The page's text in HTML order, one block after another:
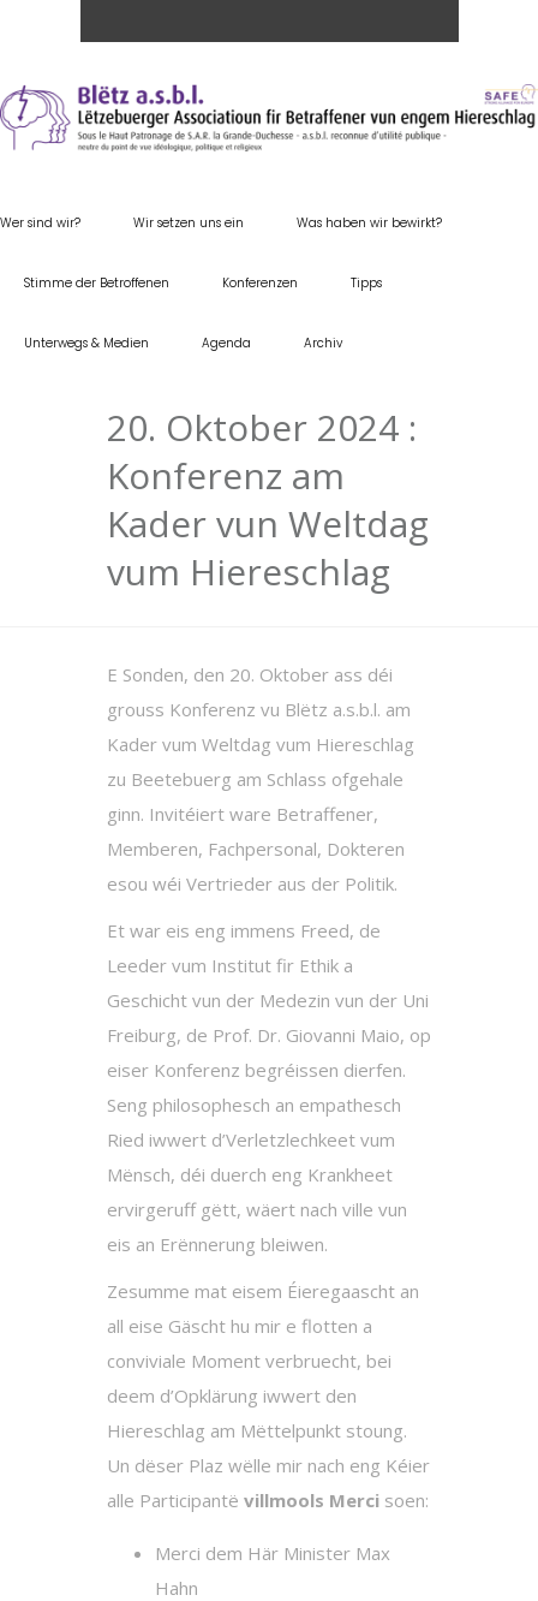
Wer sind wir? Wir setzen uns ein Was haben wir bewirkt?
Stimme der Betroffenen Konferenzen Tipps
Unterwegs & Medien Agenda Archiv
20. Oktober 2024 :
Konferenz am
Kader vun Weltdag
vum Hiereschlag
E Sonden, den 20. Oktober ass déi
grouss Konferenz vu Blëtz a.s.b.l. am
Kader vum Weltdag vum Hiereschlag
zu Beetebuerg am Schlass ofgehale
ginn. Invitéiert ware Betraffener,
Memberen, Fachpersonal, Dokteren
esou wéi Vertrieder aus der Politik.
Et war eis eng immens Freed, de
Leeder vum Institut fir Ethik a
Geschicht vun der Medezin vun der Uni
Freiburg, de Prof. Dr. Giovanni Maio, op
eiser Konferenz begréissen dierfen.
Seng philosophesch an empathesch
Ried iwwert d’Verletzlechkeet vum
Mënsch, déi duerch eng Krankheet
ervirgeruff gëtt, wäert nach ville vun
eis an Erënnerung bleiwen.
Zesumme mat eisem Éieregaascht an
all eise Gäscht hu mir e flotten a
conviviale Moment verbruecht, bei
deem d’Opklärung iwwert den
Hiereschlag am Mëttelpunkt stoung.
Un dëser Plaz wëlle mir nach eng Kéier
alle Participantë villmools Merci soen:
Merci dem Här Minister Max
Hahn